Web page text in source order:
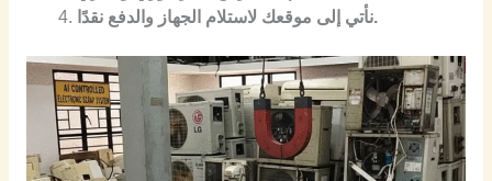
نأتي إلى موقعك لاستلام الجهاز والدفع نقدًا.